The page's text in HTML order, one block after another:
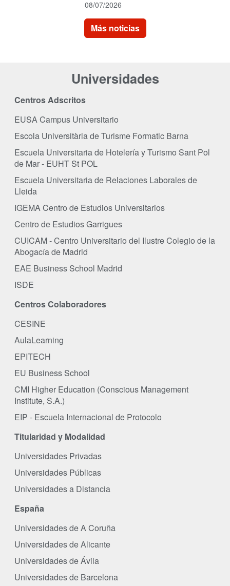
08/07/2026
Más noticias
Universidades
Centros Adscritos
EUSA Campus Universitario
Escola Universitària de Turisme Formatic Barna
Escuela Universitaria de Hotelería y Turismo Sant Pol
de Mar - EUHT St POL
Escuela Universitaria de Relaciones Laborales de
Lleida
IGEMA Centro de Estudios Universitarios
Centro de Estudios Garrigues
CUICAM - Centro Universitario del Ilustre Colegio de la
Abogacía de Madrid
EAE Business School Madrid
ISDE
Centros Colaboradores
CESINE
AulaLearning
EPITECH
EU Business School
CMI Higher Education (Conscious Management
Institute, S.A.)
EIP - Escuela Internacional de Protocolo
Titularidad y Modalidad
Universidades Privadas
Universidades Públicas
Universidades a Distancia
España
Universidades de A Coruña
Universidades de Alicante
Universidades de Ávila
Universidades de Barcelona